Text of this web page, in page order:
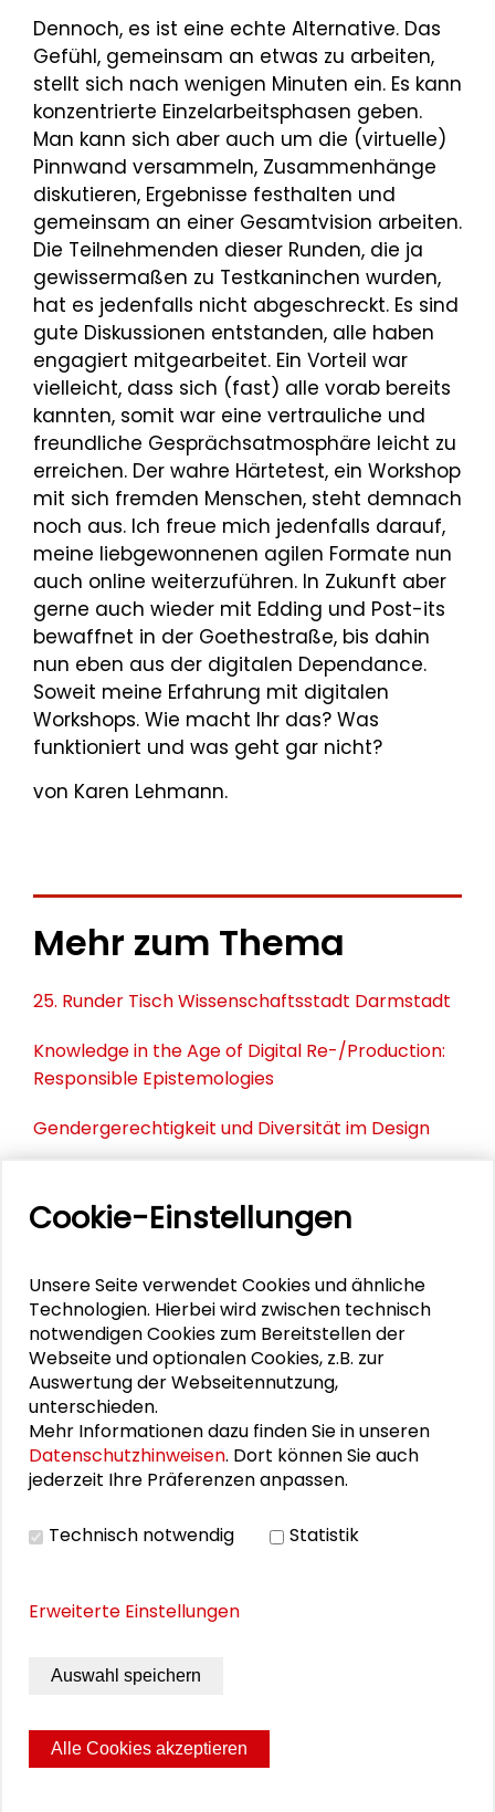
Dennoch, es ist eine echte Alternative. Das
Gefühl, gemeinsam an etwas zu arbeiten,
stellt sich nach wenigen Minuten ein. Es kann
konzentrierte Einzelarbeitsphasen geben.
Man kann sich aber auch um die (virtuelle)
Pinnwand versammeln, Zusammenhänge
diskutieren, Ergebnisse festhalten und
gemeinsam an einer Gesamtvision arbeiten.
Die Teilnehmenden dieser Runden, die ja
gewissermaßen zu Testkaninchen wurden,
hat es jedenfalls nicht abgeschreckt. Es sind
gute Diskussionen entstanden, alle haben
engagiert mitgearbeitet. Ein Vorteil war
vielleicht, dass sich (fast) alle vorab bereits
kannten, somit war eine vertrauliche und
freundliche Gesprächsatmosphäre leicht zu
erreichen. Der wahre Härtetest, ein Workshop
mit sich fremden Menschen, steht demnach
noch aus. Ich freue mich jedenfalls darauf,
meine liebgewonnenen agilen Formate nun
auch online weiterzuführen. In Zukunft aber
gerne auch wieder mit Edding und Post-its
bewaffnet in der Goethestraße, bis dahin
nun eben aus der digitalen Dependance.
Soweit meine Erfahrung mit digitalen
Workshops. Wie macht Ihr das? Was
funktioniert und was geht gar nicht?
von Karen Lehmann.
Mehr zum Thema
25. Runder Tisch Wissenschaftsstadt Darmstadt
Knowledge in the Age of Digital Re-/Production:
Responsible Epistemologies
Gendergerechtigkeit und Diversität im Design
Wege der Weltordnung zwischen Maschinenbau,
Architektur und Software Engineering.
20. Runder Tisch Wissenschaftsstadt Darmstadt:
Merck
THEMEN ZU DIESEM BEITRAG
Kommunikation und Kultur
Demographie und Strukturwandel
Nachhaltige Entwicklung
schaderblog
Wissenschaftlich-technischer Wandel
Cookie-Einstellungen
Unsere Seite verwendet Cookies und ähnliche
Technologien. Hierbei wird zwischen technisch
notwendigen Cookies zum Bereitstellen der
Webseite und optionalen Cookies, z.B. zur
Auswertung der Webseitennutzung,
unterschieden.
Mehr Informationen dazu finden Sie in unseren
Datenschutzhinweisen. Dort können Sie auch
jederzeit Ihre Präferenzen anpassen.
Technisch notwendig Statistik
Erweiterte Einstellungen
Auswahl speichern
Alle Cookies akzeptieren